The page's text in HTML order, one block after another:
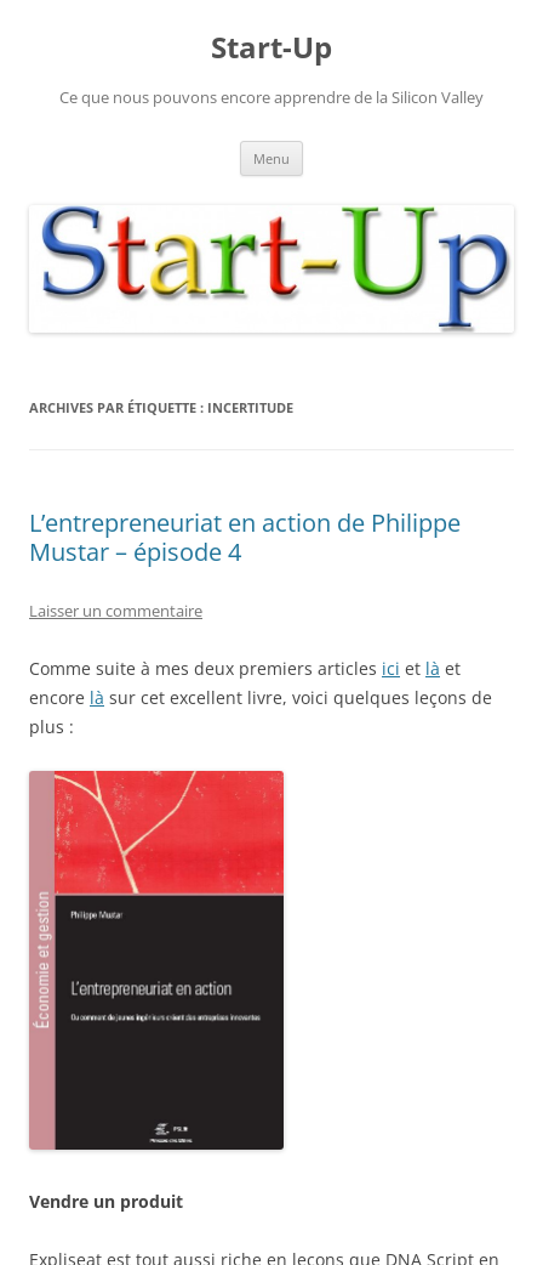
Start-Up
Ce que nous pouvons encore apprendre de la Silicon Valley
Menu
ARCHIVES PAR ÉTIQUETTE : INCERTITUDE
L’entrepreneuriat en action de Philippe
Mustar – épisode 4
Laisser un commentaire
Comme suite à mes deux premiers articles ici et là et
encore là sur cet excellent livre, voici quelques leçons de
plus :
Vendre un produit
Expliseat est tout aussi riche en leçons que DNA Script en